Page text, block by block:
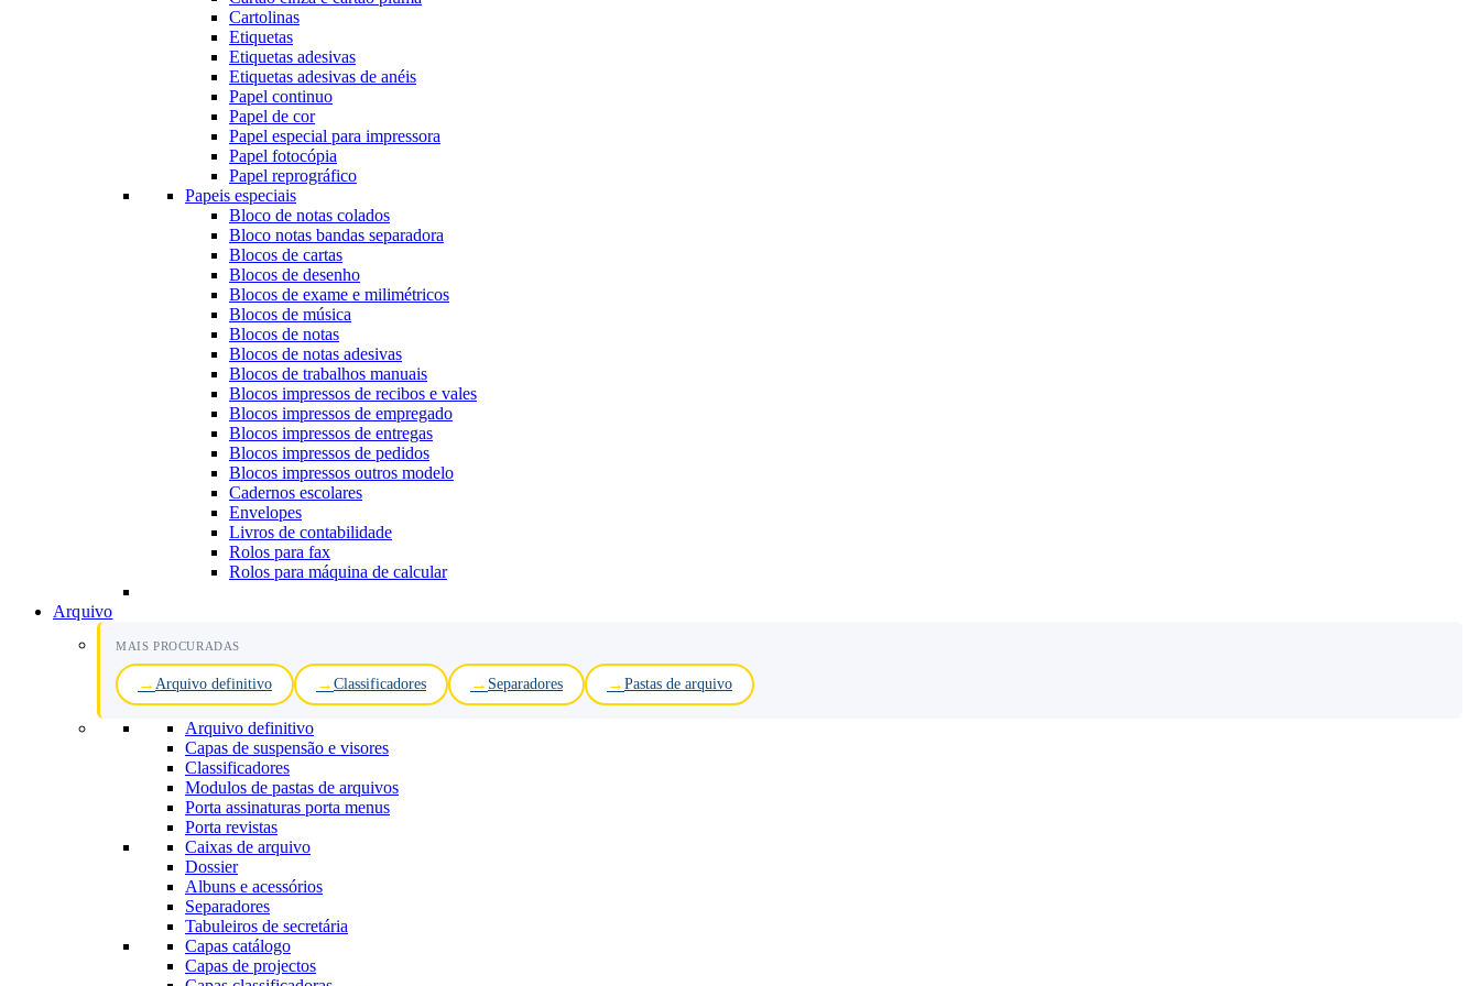
Cartolinas
Etiquetas
Etiquetas adesivas
Etiquetas adesivas de anéis
Papel continuo
Papel de cor
Papel especial para impressora
Papel fotocópia
Papel reprográfico
Papeis especiais
Bloco de notas colados
Bloco notas bandas separadora
Blocos de cartas
Blocos de desenho
Blocos de exame e milimétricos
Blocos de música
Blocos de notas
Blocos de notas adesivas
Blocos de trabalhos manuais
Blocos impressos de recibos e vales
Blocos impressos de empregado
Blocos impressos de entregas
Blocos impressos de pedidos
Blocos impressos outros modelo
Cadernos escolares
Envelopes
Livros de contabilidade
Rolos para fax
Rolos para máquina de calcular
Arquivo
MAIS PROCURADAS
Arquivo definitivo Classificadores Separadores Pastas de arquivo
Arquivo definitivo
Capas de suspensão e visores
Classificadores
Modulos de pastas de arquivos
Porta assinaturas porta menus
Porta revistas
Caixas de arquivo
Dossier
Albuns e acessórios
Separadores
Tabuleiros de secretária
Capas catálogo
Capas de projectos